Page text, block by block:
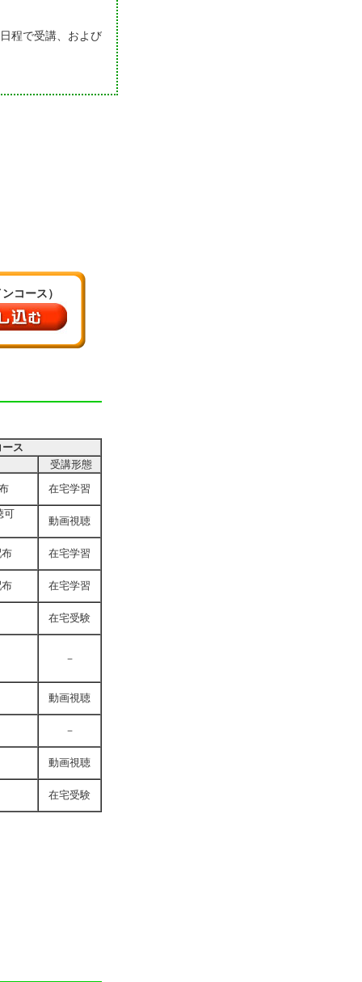
程で受講、および
コース）
ス
受講形態
在宅学習
可
動画視聴
在宅学習
在宅学習
在宅受験
－
動画視聴
－
動画視聴
在宅受験